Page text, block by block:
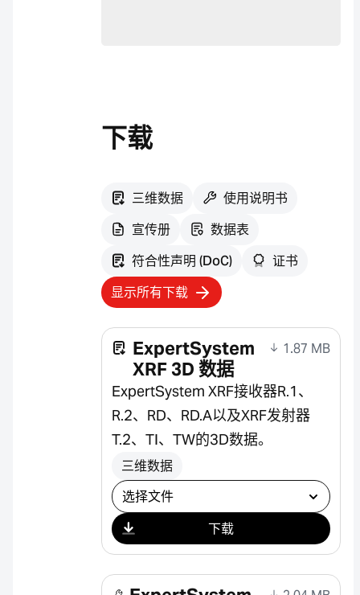
下载
三维数据
使用说明书
宣传册
数据表
符合性声明 (DoC)
证书
显示所有下载
ExpertSystem
XRF 3D 数据
1.87 MB
ExpertSystem XRF接收器R.1、
R.2、RD、RD.A以及XRF发射器
T.2、TI、TW的3D数据。
三维数据
选择下载
下载